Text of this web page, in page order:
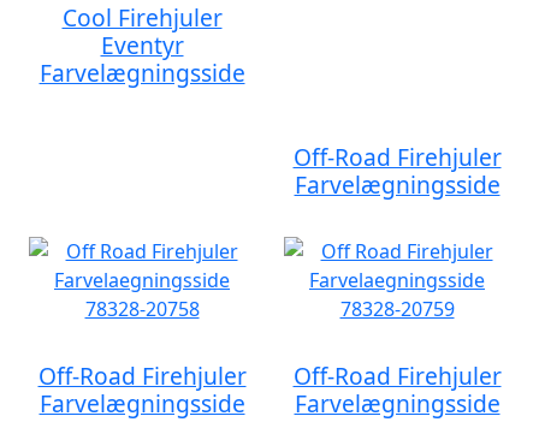
Cool Firehjuler
Eventyr
Farvelægningsside
Off-Road Firehjuler
Farvelægningsside
Off-Road Firehjuler
Farvelægningsside
Off-Road Firehjuler
Farvelægningsside